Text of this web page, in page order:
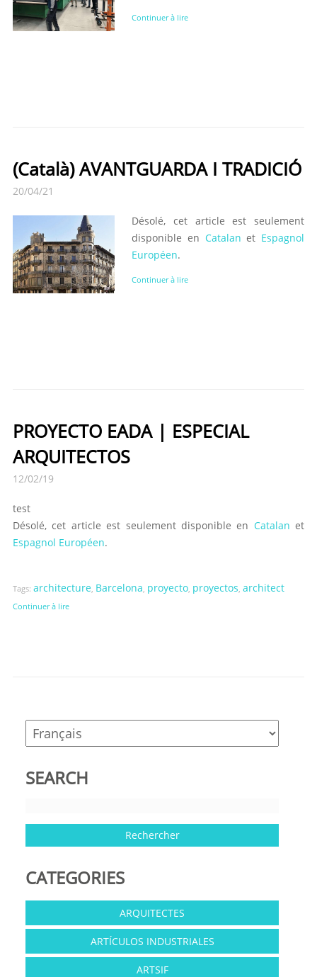
Continuer à lire
(Català) AVANTGUARDA I TRADICIÓ
20/04/21
Désolé, cet article est seulement
disponible en Catalan et Espagnol
Européen.
Continuer à lire
PROYECTO EADA | ESPECIAL
ARQUITECTOS
12/02/19
test
Désolé, cet article est seulement disponible en Catalan et
Espagnol Européen.
Tags: architecture, Barcelona, proyecto, proyectos, architect
Continuer à lire
SEARCH
CATEGORIES
ARQUITECTES
ARTÍCULOS INDUSTRIALES
ARTSIF